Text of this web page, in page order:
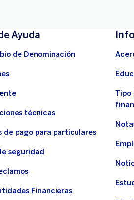
Ayuda
de Denominación
técnicas
de pago para particulares
seguridad
Financieras
Tipo